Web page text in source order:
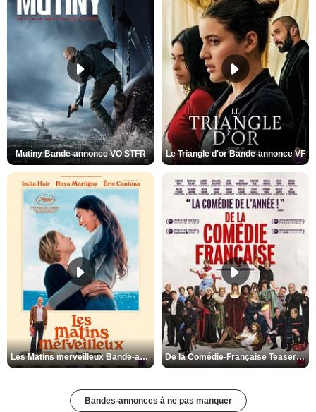
Mutiny Bande-annonce VO STFR Le Triangle d'or Bande-annonce VF
Les Matins merveilleux Bande-annonce VF De la Comédie-Française Teaser VF
Bandes-annonces à ne pas manquer